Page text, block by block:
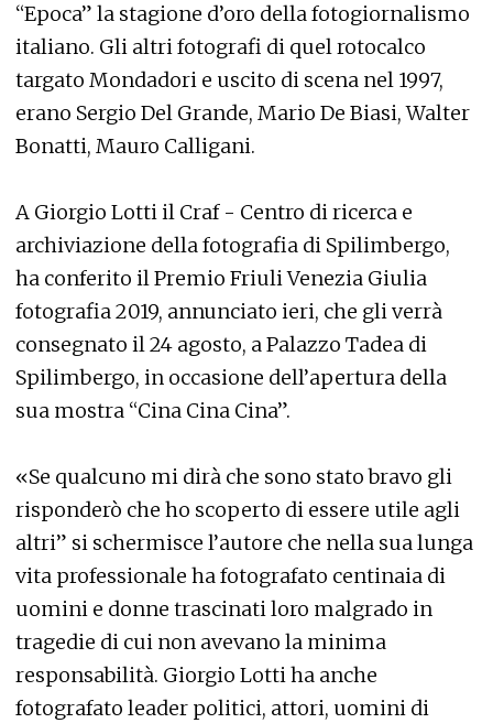
“Epoca” la stagione d’oro della fotogiornalismo
italiano. Gli altri fotografi di quel rotocalco
targato Mondadori e uscito di scena nel 1997,
erano Sergio Del Grande, Mario De Biasi, Walter
Bonatti, Mauro Calligani.
A Giorgio Lotti il Craf - Centro di ricerca e
archiviazione della fotografia di Spilimbergo,
ha conferito il Premio Friuli Venezia Giulia
fotografia 2019, annunciato ieri, che gli verrà
consegnato il 24 agosto, a Palazzo Tadea di
Spilimbergo, in occasione dell’apertura della
sua mostra “Cina Cina Cina”.
«Se qualcuno mi dirà che sono stato bravo gli
risponderò che ho scoperto di essere utile agli
altri” si schermisce l’autore che nella sua lunga
vita professionale ha fotografato centinaia di
uomini e donne trascinati loro malgrado in
tragedie di cui non avevano la minima
responsabilità. Giorgio Lotti ha anche
fotografato leader politici, attori, uomini di